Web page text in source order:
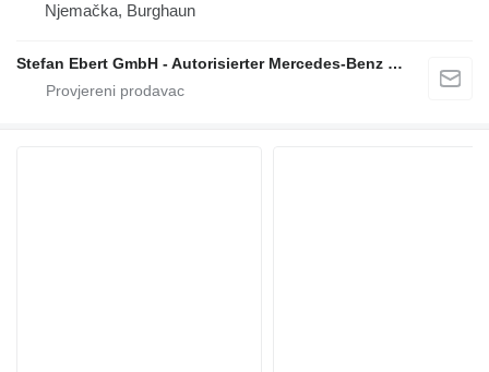
Njemačka, Burghaun
Stefan Ebert GmbH - Autorisierter Mercedes-Benz Servicepartner